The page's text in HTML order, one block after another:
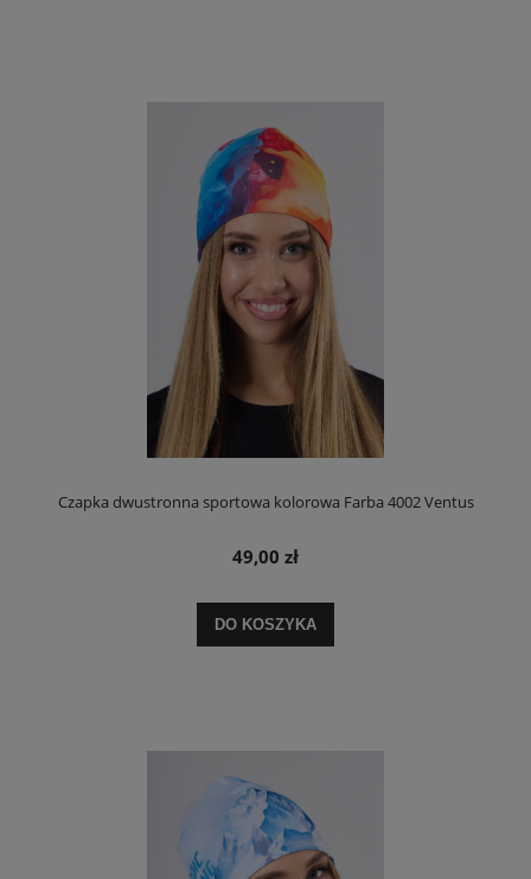
Czapka dwustronna sportowa kolorowa Farba 4002 Ventus
49,00 zł
DO KOSZYKA